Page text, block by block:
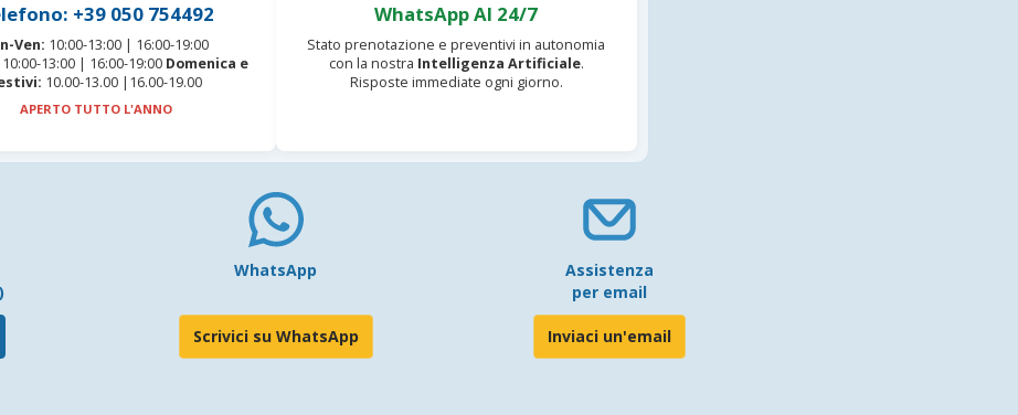
+39 050 754492
Ven: 10:00-13:00 | 16:00-19:00
10:00-13:00 | 16:00-19:00 Domenica e
10.00-13.00 |16.00-19.00
APERTO TUTTO L'ANNO
WhatsApp AI 24/7
Stato prenotazione e preventivi in autonomia
con la nostra Intelligenza Artificiale.
Risposte immediate ogni giorno.
WhatsApp
Scrivici su WhatsApp
Assistenza
per email
Inviaci un'email